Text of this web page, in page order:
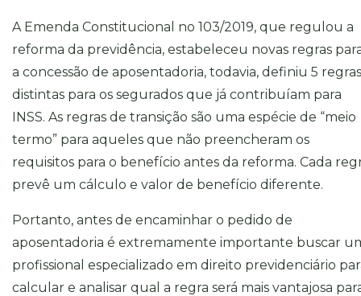
A Emenda Constitucional no 103/2019, que regulou a
reforma da previdência, estabeleceu novas regras
a concessão de aposentadoria, todavia, definiu 5 regras
distintas para os segurados que já contribuíam para
INSS. As regras de transição são uma espécie de “meio
termo” para aqueles que não preencheram os
requisitos para o benefício antes da reforma. Cada
prevê um cálculo e valor de benefício diferente.
Portanto, antes de encaminhar o pedido de
aposentadoria é extremamente importante buscar
profissional especializado em direito previdenciário
calcular e analisar qual a regra será mais vantajosa